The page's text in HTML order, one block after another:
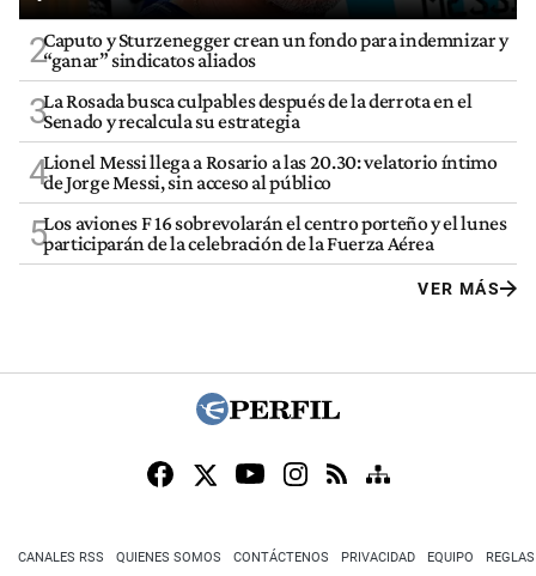
2Caputo y Sturzenegger crean un fondo para indemnizar y
“ganar” sindicatos aliados
3La Rosada busca culpables después de la derrota en el
Senado y recalcula su estrategia
4Lionel Messi llega a Rosario a las 20.30: velatorio íntimo
de Jorge Messi, sin acceso al público
5Los aviones F 16 sobrevolarán el centro porteño y el lunes
participarán de la celebración de la Fuerza Aérea
VER MÁS
CANALES RSS QUIENES SOMOS CONTÁCTENOS PRIVACIDAD EQUIPO